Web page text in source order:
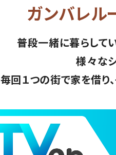
ガンバレル
普段一緒に暮らして
様々な
毎回１つの街で家を借り